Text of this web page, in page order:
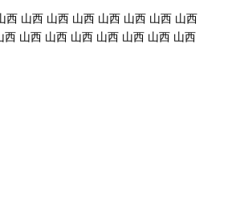
山西 山西 山西 山西 山西 山西 山西
山西 山西 山西 山西 山西 山西 山西